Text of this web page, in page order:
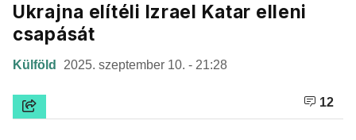
Ukrajna elítéli Izrael Katar elleni
csapását
Külföld 2025. szeptember 10. - 21:28
12